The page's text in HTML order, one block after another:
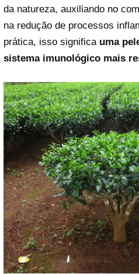
da natureza, auxiliando no
na redução de processos
prática, isso significa uma
sistema imunológico mais